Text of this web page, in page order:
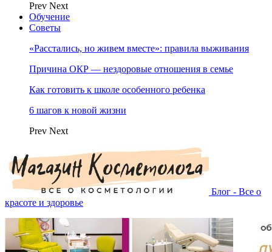
Prev Next
Обучение
Советы
«Расстались, но живем вместе»: правила выживания
Причина ОКР — нездоровые отношения в семье
Как готовить к школе особенного ребенка
6 шагов к новой жизни
Prev Next
Блог - Все о
красоте и здоровье